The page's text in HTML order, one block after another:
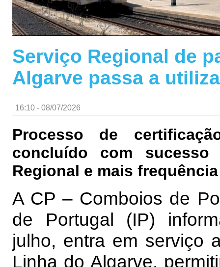
Serviço Regional de
Algarve passa a
16:10 - 08/07/2026
Processo de
concluído com
Regional e mais
A CP – Comboios de
de Portugal (IP)
julho, entra em serviço
Linha do Algarve,